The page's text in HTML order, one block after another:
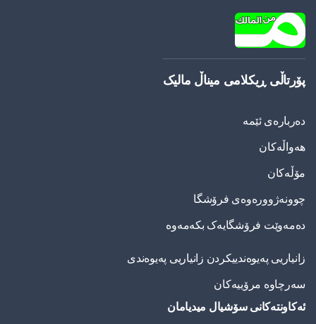
پۆرتاڵی ڕیکلامی میناڵ مالیک
دەربارەی ئێمە
هەواڵەکان
مۆڵەکان
چوونەژوورەوەی فرۆشگا
دەمەوێت فرۆشگایەک بکەمەوە
زانیاریی په‌یوه‌ندییكردن زانیاریی په‌یوه‌ندی
سەرچاوە مرۆییەکان
ئەکاونتەکانی سۆشیال میدیامان